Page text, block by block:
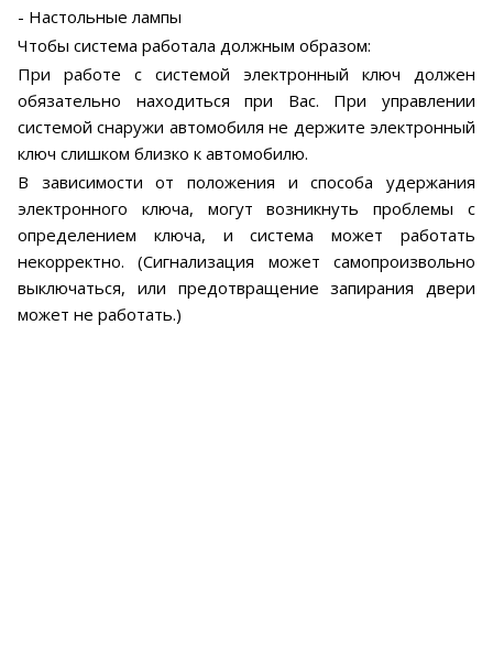
- Настольные лампы
Чтобы система работала должным образом:
При работе с системой электронный ключ должен
обязательно находиться при Вас. При управлении
системой снаружи автомобиля не держите электронный
ключ слишком близко к автомобилю.
В зависимости от положения и способа удержания
электронного ключа, могут возникнуть проблемы с
определением ключа, и система может работать
некорректно. (Сигнализация может самопроизвольно
выключаться, или предотвращение запирания двери
может не работать.)